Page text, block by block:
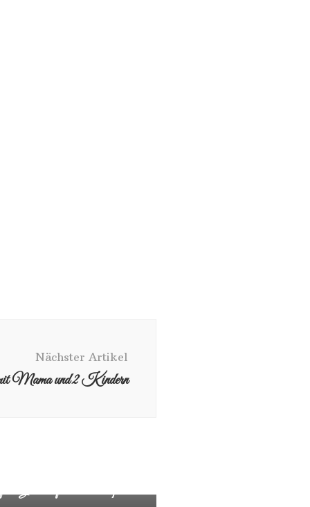
Nächster Artikel
Mama und 2 Kindern
Geschenk für Oma und Opa